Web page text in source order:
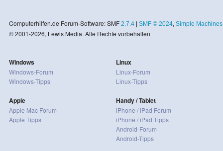
Computerhilfen.de Forum-Software: SMF 2.7.4| SMF © 2024, Simple Machines
© 2001-2026, Lewis Media. Alle Rechte vorbehalten
Windows
Windows-Forum
Windows-Tipps
Apple
Apple Mac Forum
Apple Tipps
Linux
Linux-Forum
Linux-Tipps
Handy / Tablet
iPhone / iPad Forum
iPhone / iPad Tipps
Android-Forum
Android-Tipps